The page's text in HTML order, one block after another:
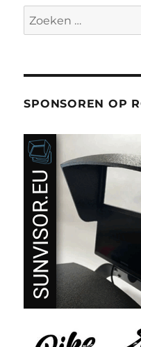
Zoeken
naar:
SPONSOREN OP